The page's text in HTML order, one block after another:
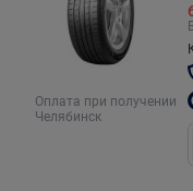
Оплата при получении
Челябинск